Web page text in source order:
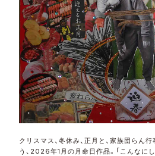
クリスマス、冬休み、正月と、家族団らん
う、2026年1月の月命日作品。「こんなに